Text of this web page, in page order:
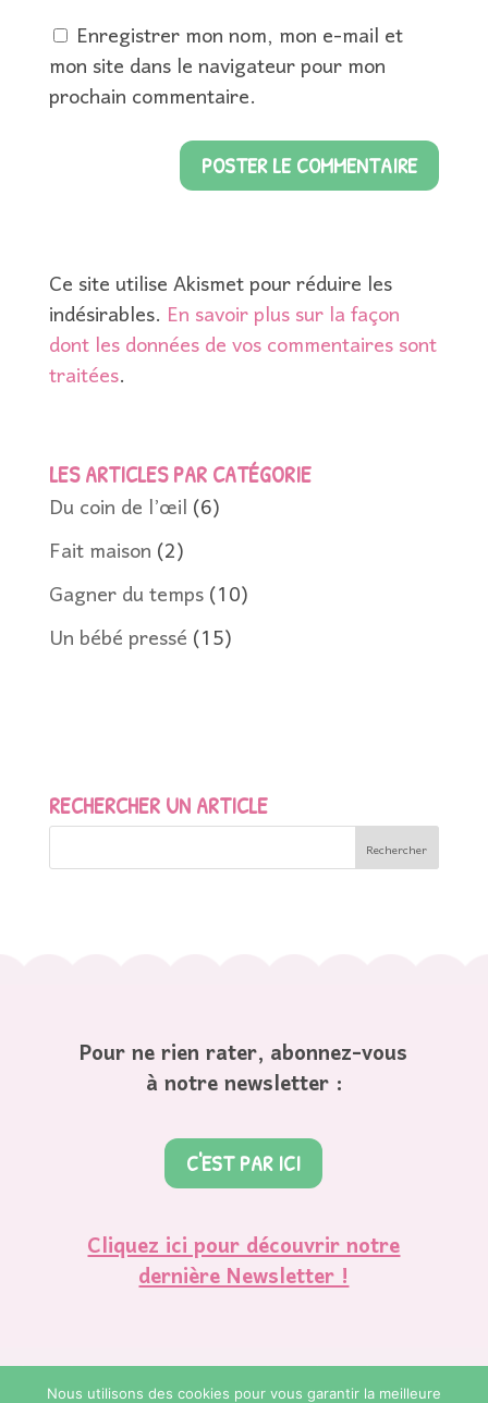
Enregistrer mon nom, mon e-mail et
mon site dans le navigateur pour mon
prochain commentaire.
Ce site utilise Akismet pour réduire les
indésirables. En savoir plus sur la façon
dont les données de vos commentaires sont
traitées.
LES ARTICLES PAR CATÉGORIE
Du coin de l’œil(6)
Fait maison(2)
Gagner du temps(10)
Un bébé pressé(15)
RECHERCHER UN ARTICLE
Pour ne rien rater, abonnez-vous
à notre newsletter :
C'EST PAR ICI
Cliquez ici pour découvrir notre
dernière Newsletter !
Nous utilisons des cookies pour vous garantir la meilleure